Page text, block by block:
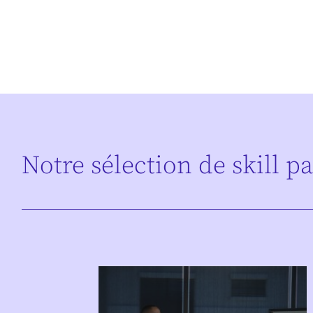
Notre sélection de skill